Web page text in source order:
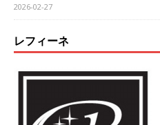
2026-02-27
レフィーネ